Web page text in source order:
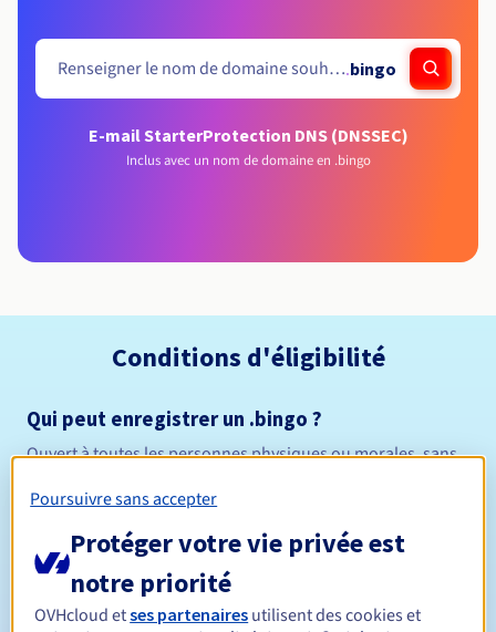
.bingo
E-mail StarterProtection DNS (DNSSEC)
Inclus avec un nom de domaine en .bingo
Conditions d'éligibilité
Qui peut enregistrer un .bingo ?
Ouvert à toutes les personnes physiques ou morales, sans
Durée de réservation
Poursuivre sans accepter
Protéger votre vie privée est
notre priorité
OVHcloud etses partenaires utilisent des cookies et